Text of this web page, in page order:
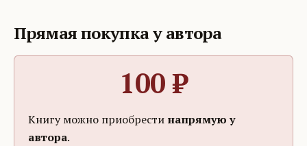
Прямая покупка у автора
100₽
Книгу можно приобрести напрямую у
автора.